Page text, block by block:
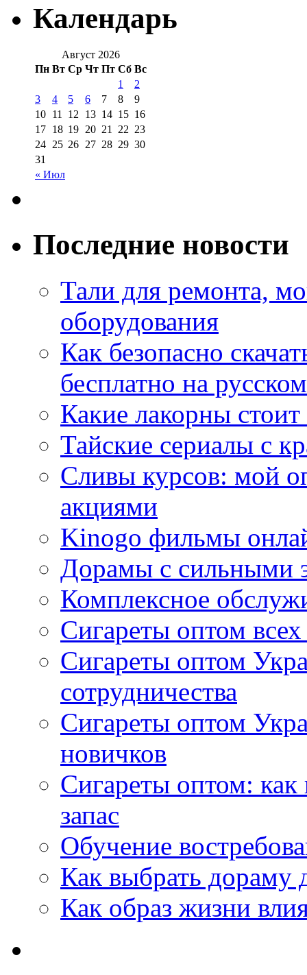
Календарь
Август 2026
Пн Вт Ср Чт Пт Сб Вс
« Июл
1
2
3
4 5 6 7 8
9
10 11 12 13 14 15 16
17 18 19 20 21 22 23
24 25 26 27 28 29 30
31
Последние новости
Тали для ремонта,
оборудования
Как безопасно
бесплатно на
Какие лакорны
Тайские сериалы с
Сливы курсов: мой
акциями
Kinogo фильмы
Дорамы с сильными
Комплексное
Сигареты оптом
Сигареты оптом
сотрудничества
Сигареты оптом
новичков
Сигареты оптом:
запас
Обучение
Как выбрать дораму
Как образ жизни